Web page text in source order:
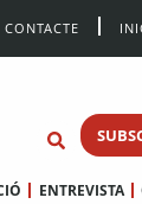
CONTACTE
ENTREVISTA